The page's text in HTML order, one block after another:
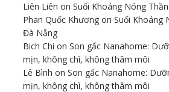
Liên Liên onSuối Khoáng Nóng
Phan Quốc Khương onSuối Khoáng
Đà Nẵng
Bich Chi onSon gấc Nanahome:
mịn, không chì, không thâm môi
Lê Bình onSon gấc Nanahome:
mịn, không chì, không thâm môi